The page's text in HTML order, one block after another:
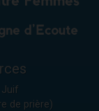
Juif
de prière)